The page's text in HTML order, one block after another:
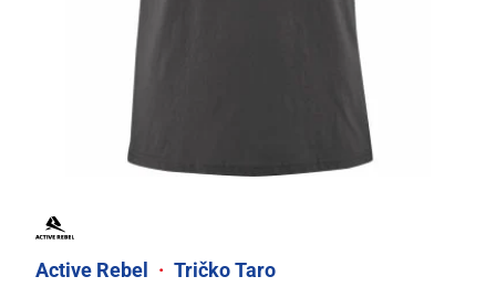
Active Rebel · Tričko Taro